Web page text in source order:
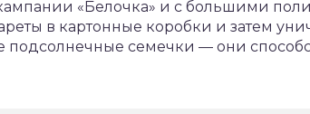
«Белочка» и с большими
в картонные коробки и затем
подсолнечные семечки — они